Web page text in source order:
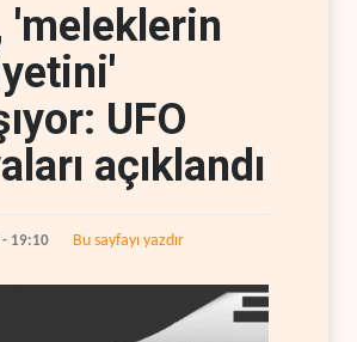
'meleklerin
UFO
açıklandı
19:10 Bu sayfayı yazdır